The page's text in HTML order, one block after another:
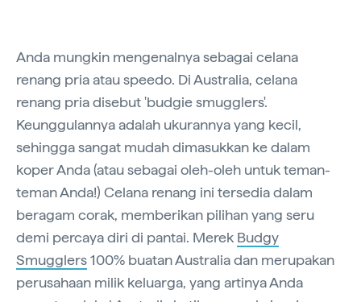
Anda mungkin mengenalnya sebagai celana
renang pria atau speedo. Di Australia, celana
renang pria disebut 'budgie smugglers'.
Keunggulannya adalah ukurannya yang kecil,
sehingga sangat mudah dimasukkan ke dalam
koper Anda (atau sebagai oleh-oleh untuk teman-
teman Anda!) Celana renang ini tersedia dalam
beragam corak, memberikan pilihan yang seru
demi percaya diri di pantai. Merek Budgy
Smugglers100% buatan Australia dan merupakan
perusahaan milik keluarga, yang artinya Anda